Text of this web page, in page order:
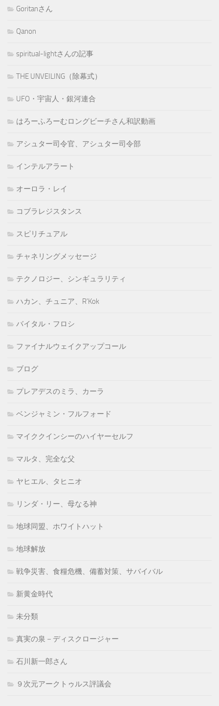
Goritanさん
Qanon
spiritual-lightさんの記事
THE UNVEILING（除幕式）
UFO・宇宙人・銀河連合
はろーふろーむロングビーチさん和訳動画
アシュター司令官、アシュター司令部
インテルアラート
オーロラ・レイ
コブラレジスタンス
スピリチュアル
チャネリングメッセージ
テクノロジー、シンギュラリティ
ハカン、チュニア、R'Kok
バイタル・フロシ
ファイナルウェイクアップコール
ブログ
プレアデスのミラ、カーラ
ベンジャミン・フルフォード
マイククインシーのハイヤーセルフ
マルタ、完全な父
ヤヒエル、タヒニオ
リンダ・リー、母なる神
地球同盟、ホワイトハット
地球解放
戦争災害、食糧危機、備蓄対策、サバイバル
新黄金時代
未分類
真実の泉－ディスクロージャー
石川新一郎さん
９次元アークトゥルス評議会